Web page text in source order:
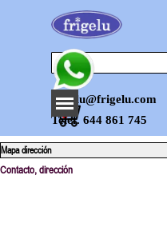
Telef. 644 861 745
frigelu@frigelu.com
Saltar menú
0
Mapa dirección
Contacto, dirección